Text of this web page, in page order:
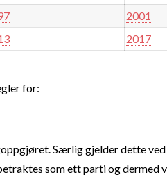
2001
2017
for:
Særlig gjelder dette ved
som ett parti og dermed